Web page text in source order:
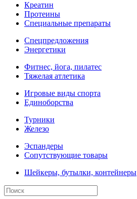
Креатин
Протеины
Специальные препараты
Спецпредложения
Энергетики
Фитнес, йога, пилатес
Тяжелая атлетика
Игровые виды спорта
Единоборства
Турники
Железо
Эспандеры
Сопутствующие товары
Шейкеры, бутылки, контейнеры